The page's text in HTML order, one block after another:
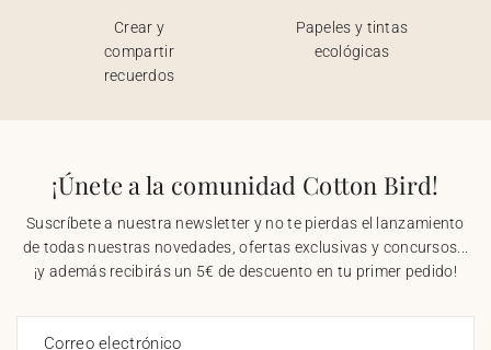
Crear y
compartir
recuerdos
Papeles y tintas
ecológicas
¡Únete a la comunidad Cotton Bird!
Suscríbete a nuestra newsletter y no te pierdas el lanzamiento
de todas nuestras novedades, ofertas exclusivas y concursos...
¡y además recibirás un 5€ de descuento en tu primer pedido!
Correo electrónico